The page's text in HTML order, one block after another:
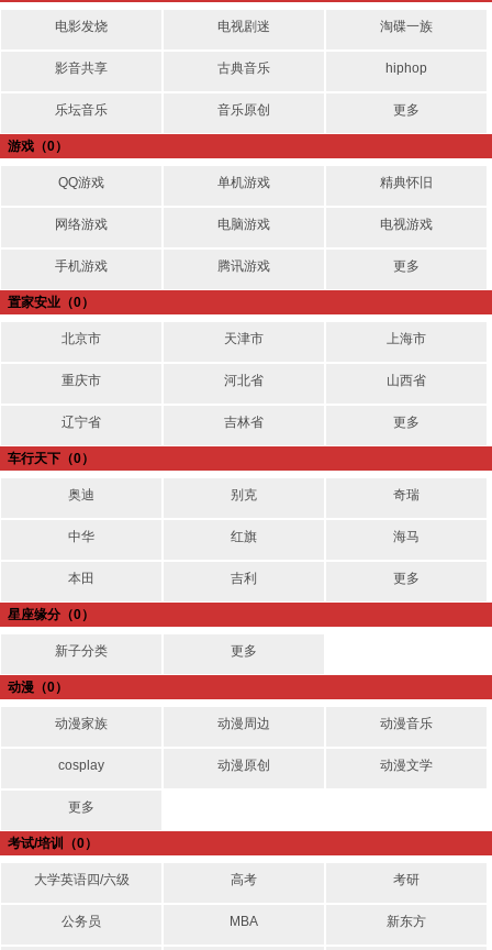
电影发烧 电视剧迷 淘碟一族
影音共享 古典音乐 hiphop
乐坛音乐 音乐原创 更多
游戏 （0）
QQ游戏 单机游戏 精典怀旧
网络游戏 电脑游戏 电视游戏
手机游戏 腾讯游戏 更多
置家安业 （0）
北京市 天津市 上海市
重庆市 河北省 山西省
辽宁省 吉林省 更多
车行天下 （0）
奥迪 别克 奇瑞
中华 红旗 海马
本田 吉利 更多
星座缘分 （0）
新子分类 更多
动漫 （0）
动漫家族 动漫周边 动漫音乐
cosplay 动漫原创 动漫文学
更多
考试/培训 （0）
大学英语四/六级 高考 考研
公务员 MBA 新东方